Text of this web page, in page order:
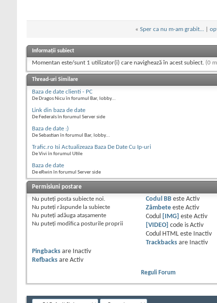
« Sper ca nu m-am grabit...
Informații subiect
Momentan este/sunt 1 utilizator(i) care navighează în acest subiect. (0
Thread-uri Similare
Baza de date clienti - PC
De Dragos Nicu în forumul Bar, lobby...
Link din baza de date
De Federals în forumul Server side
Baza de date :)
De Sebastian în forumul Bar, lobby...
Trafic.ro Isi Actualizeaza Baza De Date Cu Ip-uri
De Vivi în forumul Utile
Baza de date
De eRwin în forumul Server side
Permisiuni postare
Nu puteţi posta subiecte noi.
Nu puteţi răspunde la subiecte
Nu puteţi adăuga ataşamente
Nu puteţi modifica posturile proprii
Codul BBeste Activ
Zâmbeteeste Activ
Codul
[IMG] este Activ
[VIDEO]
code is Activ
Codul HTML este
Inactiv
Trackbacksare
Inactiv
Pingbacks are
Inactiv
Refbacks are Activ
Reguli Forum